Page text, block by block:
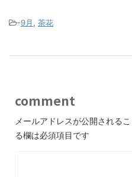
-9月 , 茶花
comment
メールアドレスが公開されるこ
る欄は必須項目です